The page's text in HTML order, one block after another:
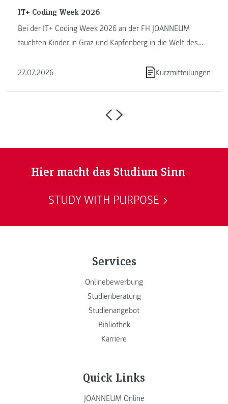
IT+ Coding Week 2026
Bei der IT+ Coding Week 2026 an der FH JOANNEUM
tauchten Kinder in Graz und Kapfenberg in die Welt des
27.07.2026
Kurzmitteilungen
Hier macht das Studium Sinn
STUDY WITH PURPOSE
Services
Onlinebewerbung
Studienberatung
Studienangebot
Bibliothek
Karriere
Quick Links
JOANNEUM Online